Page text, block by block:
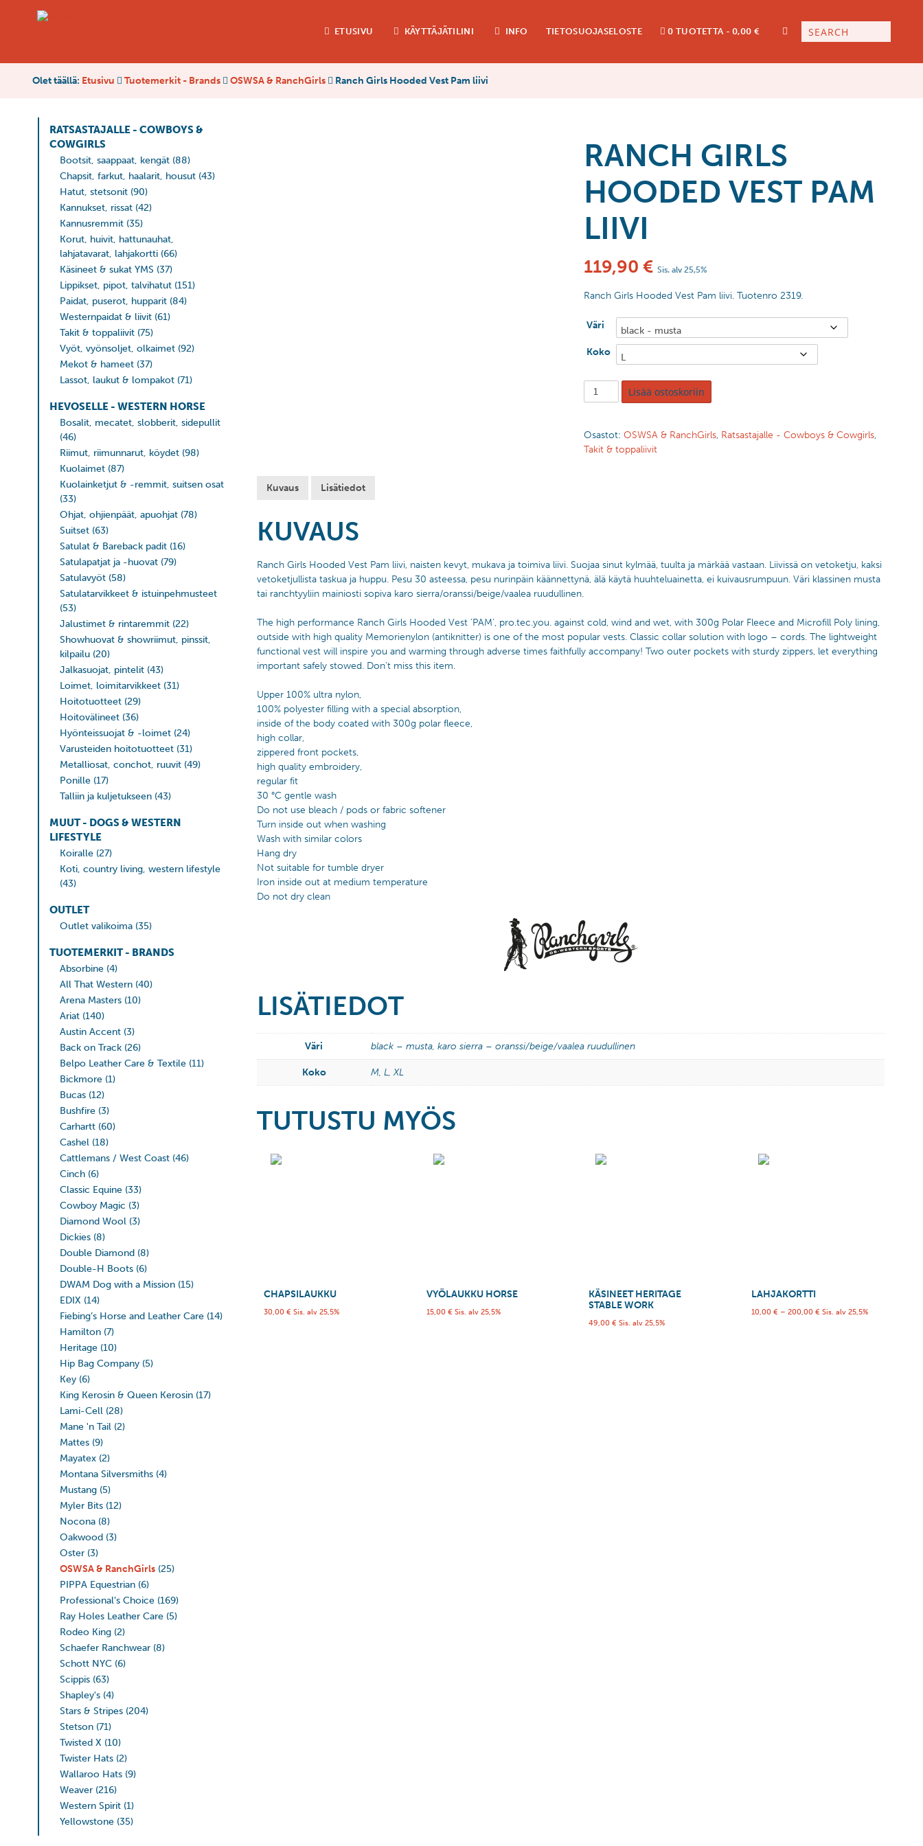
ETUSIVU KÄYTTÄJÄTILINI INFO TIETOSUOJASELOSTE 0 TUOTETTA 0,00 €
Olet täällä: Etusivu Tuotemerkit - Brands OSWSA & RanchGirls Ranch Girls Hooded Vest Pam liivi
RATSASTAJALLE - COWBOYS &
COWGIRLS
Bootsit, saappaat, kengät (88)
Chapsit, farkut, haalarit, housut (43)
Hatut, stetsonit (90)
Kannukset, rissat (42)
Kannusremmit (35)
Korut, huivit, hattunauhat,
lahjatavarat, lahjakortti (66)
Käsineet & sukat YMS (37)
Lippikset, pipot, talvihatut (151)
Paidat, puserot, hupparit (84)
Westernpaidat & liivit (61)
Takit & toppaliivit (75)
Vyöt, vyönsoljet, olkaimet (92)
Mekot & hameet (37)
Lassot, laukut & lompakot (71)
HEVOSELLE - WESTERN HORSE
Bosalit, mecatet, slobberit, sidepullit
(46)
Riimut, riimunnarut, köydet (98)
Kuolaimet (87)
Kuolainketjut & -remmit, suitsen osat
(33)
Ohjat, ohjienpäät, apuohjat (78)
Suitset (63)
Satulat & Bareback padit (16)
Satulapatjat ja -huovat (79)
Satulavyöt (58)
Satulatarvikkeet & istuinpehmusteet
(53)
Jalustimet & rintaremmit (22)
Showhuovat & showriimut, pinssit,
kilpailu (20)
Jalkasuojat, pintelit (43)
Loimet, loimitarvikkeet (31)
Hoitotuotteet (29)
Hoitovälineet (36)
Hyönteissuojat & -loimet (24)
Varusteiden hoitotuotteet (31)
Metalliosat, conchot, ruuvit (49)
Ponille (17)
Talliin ja kuljetukseen (43)
MUUT - DOGS & WESTERN
LIFESTYLE
Koiralle (27)
Koti, country living, western lifestyle
(43)
OUTLET
Outlet valikoima (35)
TUOTEMERKIT - BRANDS
Absorbine (4)
All That Western (40)
Arena Masters (10)
Ariat (140)
Austin Accent (3)
Back on Track (26)
Belpo Leather Care & Textile (11)
Bickmore (1)
Bucas (12)
Bushfire (3)
Carhartt (60)
Cashel (18)
Cattlemans / West Coast (46)
Cinch (6)
Classic Equine (33)
Cowboy Magic (3)
Diamond Wool (3)
Dickies (8)
Double Diamond (8)
Double-H Boots (6)
DWAM Dog with a Mission (15)
EDIX (14)
Fiebing’s Horse and Leather Care (14)
Hamilton (7)
Heritage (10)
Hip Bag Company (5)
Key (6)
King Kerosin & Queen Kerosin (17)
Lami-Cell (28)
Mane 'n Tail (2)
Mattes (9)
Mayatex (2)
Montana Silversmiths (4)
Mustang (5)
Myler Bits (12)
Nocona (8)
Oakwood (3)
Oster (3)
OSWSA & RanchGirls (25)
PIPPA Equestrian (6)
Professional’s Choice (169)
Ray Holes Leather Care (5)
Rodeo King (2)
Schaefer Ranchwear (8)
Schott NYC (6)
Scippis (63)
Shapley's (4)
Stars & Stripes (204)
Stetson (71)
Twisted X (10)
Twister Hats (2)
Wallaroo Hats (9)
Weaver (216)
Western Spirit (1)
Yellowstone (35)
RANCH GIRLS
HOODED VEST PAM
LIIVI
119,90 € Sis. alv 25,5%
Ranch Girls Hooded Vest Pam liivi. Tuotenro 2319.
Väri
Koko
Lisää ostoskoriin
Osastot: OSWSA & RanchGirls, Ratsastajalle - Cowboys & Cowgirls,
Takit & toppaliivit
Kuvaus Lisätiedot
KUVAUS
Ranch Girls Hooded Vest Pam liivi, naisten kevyt, mukava ja toimiva liivi. Suojaa sinut kylmää, tuulta ja märkää vastaan. Liivissä on vetoketju, kaksi
vetoketjullista taskua ja huppu. Pesu 30 asteessa, pesu nurinpäin käännettynä, älä käytä huuhteluainetta, ei kuivausrumpuun. Väri klassinen musta
tai ranchtyyliin mainiosti sopiva karo sierra/oranssi/beige/vaalea ruudullinen.
The high performance Ranch Girls Hooded Vest ’PAM’, pro.tec.you. against cold, wind and wet, with 300g Polar Fleece and Microfill Poly lining,
outside with high quality Memorienylon (antiknitter) is one of the most popular vests. Classic collar solution with logo – cords. The lightweight
functional vest will inspire you and warming through adverse times faithfully accompany! Two outer pockets with sturdy zippers, let everything
important safely stowed. Don’t miss this item.
Upper 100% ultra nylon,
100% polyester filling with a special absorption,
inside of the body coated with 300g polar fleece,
high collar,
zippered front pockets,
high quality embroidery,
regular fit
30 °C gentle wash
Do not use bleach / pods or fabric softener
Turn inside out when washing
Wash with similar colors
Hang dry
Not suitable for tumble dryer
Iron inside out at medium temperature
Do not dry clean
LISÄTIEDOT
Väri black – musta, karo sierra – oranssi/beige/vaalea ruudullinen
Koko M, L, XL
TUTUSTU MYÖS
CHAPSILAUKKU
30,00€ Sis. alv 25,5%
VYÖLAUKKU HORSE
15,00 € Sis. alv 25,5%
KÄSINEET HERITAGE
STABLE WORK
49,00€ Sis. alv 25,5%
LAHJAKORTTI
10,00 € – 200,00 € Sis. alv 25,5%